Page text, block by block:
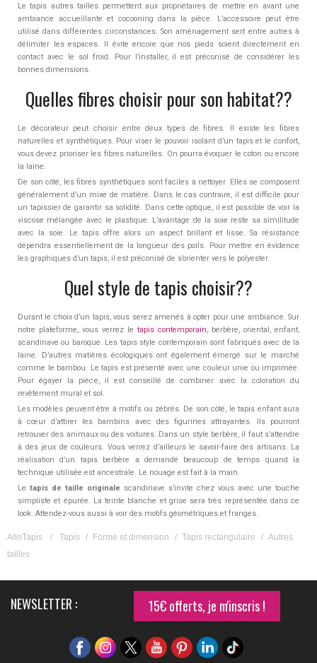
Le tapis autres tailles permettent aux propriétaires de mettre en avant une
ambiance accueillante et cocooning dans la pièce. L’accessoire peut être
utilisé dans différentes circonstances. Son aménagement sert entre autres à
délimiter les espaces. Il évite encore que nos pieds soient directement en
contact avec le sol froid. Pour l’installer, il est préconisé de considérer les
bonnes dimensions.
Quelles fibres choisir pour son habitat??
Le décorateur peut choisir entre deux types de fibres. Il existe les fibres
naturelles et synthétiques. Pour viser le pouvoir isolant d’un tapis et le confort,
vous devez prioriser les fibres naturelles. On pourra évoquer le coton ou encore
la laine.
De son côté, les fibres synthétiques sont faciles à nettoyer. Elles se composent
généralement d’un mixe de matière. Dans le cas contraire, il est difficile pour
un tapissier de garantir sa solidité. Dans cette optique, il est possible de voir la
viscose mélangée avec le plastique. L’avantage de la soie reste sa similitude
avec la soie. Le tapis offre alors un aspect brillant et lisse. Sa résistance
dépendra essentiellement de la longueur des poils. Pour mettre en évidence
les graphiques d’un tapis, il est préconisé de s’orienter vers le polyester.
Quel style de tapis choisir??
Durant le choix d’un tapis, vous serez amenés à opter pour une ambiance. Sur
notre plateforme, vous verrez le tapis contemporain, berbère, oriental, enfant,
scandinave ou baroque. Les tapis style contemporain sont fabriqués avec de la
laine. D’autres matières écologiques ont également émergé sur le marché
comme le bambou. Le tapis est présenté avec une couleur unie ou imprimée.
Pour égayer la pièce, il est conseillé de combiner avec la coloration du
revêtement mural et sol.
Les modèles peuvent être à motifs ou zébrés. De son côté, le tapis enfant aura
à cœur d’attirer les bambins avec des figurines attrayantes. Ils pourront
retrouver des animaux ou des voitures. Dans un style berbère, il faut s’attendre
à des jeux de couleurs. Vous verrez d’ailleurs le savoir-faire des artisans. La
réalisation d’un tapis berbère a demandé beaucoup de temps quand la
technique utilisée est ancestrale. Le nouage est fait à la main.
Le tapis de taille originale scandinave s’invite chez vous avec une touche
simpliste et épurée. La teinte blanche et grise sera très représentée dans ce
look. Attendez-vous aussi à voir des motifs géométriques et franges.
AlloTapis / Tapis / Forme et dimension / Tapis rectangulaire / Autres
tailles
NEWSLETTER : 15€ offerts, je m'inscris !